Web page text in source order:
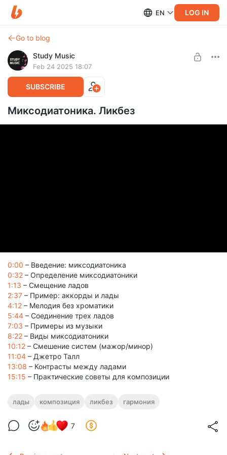
EN LOG IN
Go to blog
Study Music
Feb 24 2025 18:07
SUBSCRIBE
Миксодиатоника. Ликбез
0:00 – Введение: миксодиатоника
0:32 – Определение миксодиатоники
1:13 – Смещение ладов
2:37 – Пример: аккорды и лады
4:12 – Мелодия без хроматики
5:44 – Соединение трех ладов
7:03 – Примеры из музыки
8:22 – Виды миксодиатоники
10:12 – Смешение систем (мажор/минор)
11:04 – Джетро Талл
13:08 – Контрасты между ладами
15:15 – Практические советы для композиции
лады композиция ликбез гармония
7